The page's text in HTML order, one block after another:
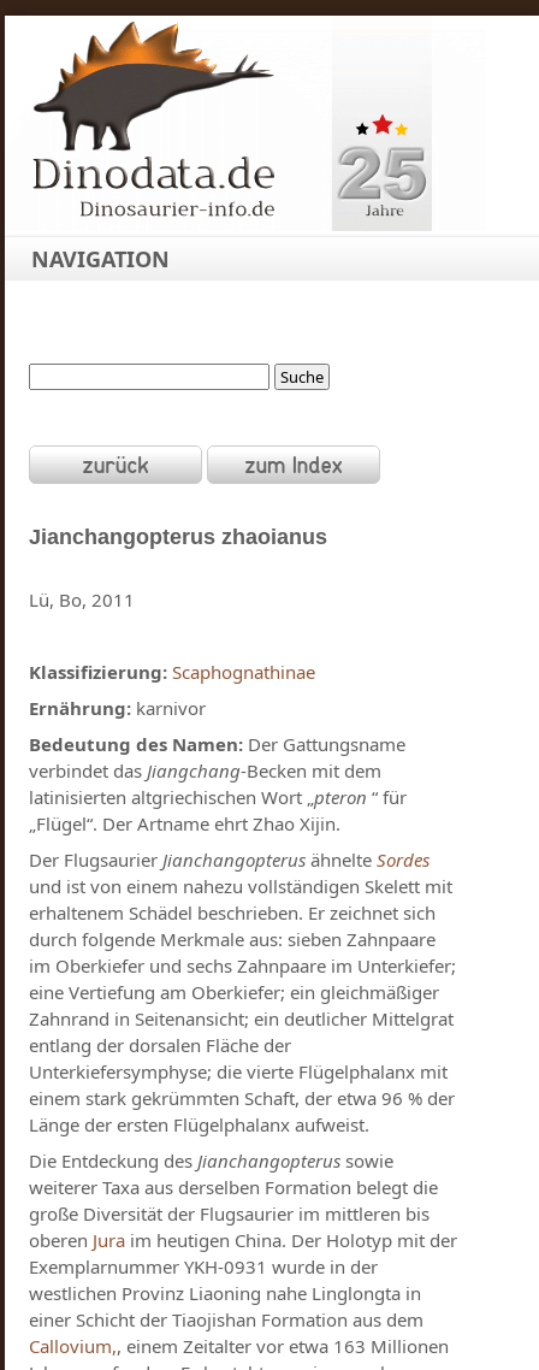
NAVIGATION
Jianchangopterus zhaoianus
Lü, Bo, 2011
Klassifizierung: Scaphognathinae
Ernährung: karnivor
Bedeutung des Namen: Der Gattungsname
verbindet dasJiangchang-Becken mit dem
latinisierten altgriechischen Wort „pteron “ für
„Flügel“. Der Artname ehrt Zhao Xijin.
Der FlugsaurierJianchangopterus ähnelteSordes
und ist von einem nahezu vollständigen Skelett mit
erhaltenem Schädel beschrieben. Er zeichnet sich
durch folgende Merkmale aus: sieben Zahnpaare
im Oberkiefer und sechs Zahnpaare im Unterkiefer;
eine Vertiefung am Oberkiefer; ein gleichmäßiger
Zahnrand in Seitenansicht; ein deutlicher Mittelgrat
entlang der dorsalen Fläche der
Unterkiefersymphyse; die vierte Flügelphalanx mit
einem stark gekrümmten Schaft, der etwa 96 % der
Länge der ersten Flügelphalanx aufweist.
Die Entdeckung desJianchangopterus sowie
weiterer Taxa aus derselben Formation belegt die
große Diversität der Flugsaurier im mittleren bis
oberen Jura im heutigen China. Der Holotyp mit der
Exemplarnummer YKH-0931 wurde in der
westlichen Provinz Liaoning nahe Linglongta in
einer Schicht der Tiaojishan Formation aus dem
Callovium,, einem Zeitalter vor etwa 163 Millionen